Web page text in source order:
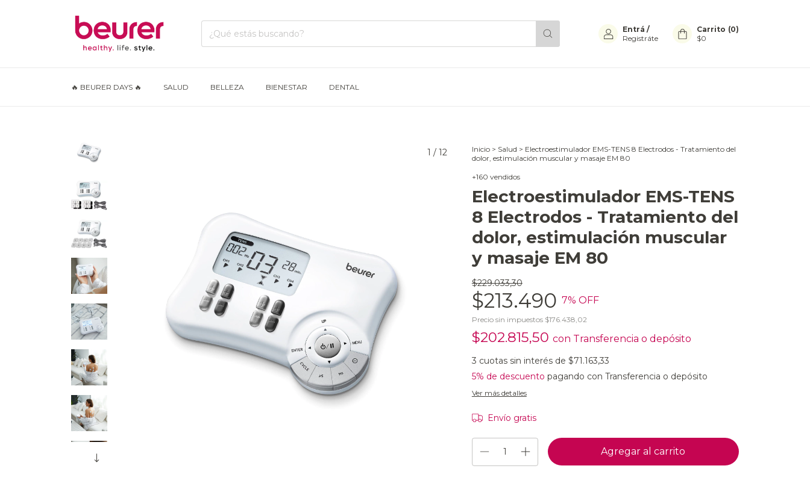
Entrá /
Registráte
Carrito (0)
$0
🔥 BEURER DAYS 🔥 SALUD BELLEZA BIENESTAR DENTAL
1 / 12 Inicio > Salud > Electroestimulador EMS-TENS 8 Electrodos - Tratamiento del
dolor, estimulación muscular y masaje EM 80
+160 vendidos
Electroestimulador EMS-TENS
8 Electrodos - Tratamiento del
dolor, estimulación muscular
y masaje EM 80
$229.033,30
$213.490 7% OFF
Precio sin impuestos $176.438,02
$202.815,50 con Transferencia o depósito
3 cuotas sin interés de $71.163,33
5% de descuento pagando con Transferencia o depósito
Ver más detalles
Envío gratis